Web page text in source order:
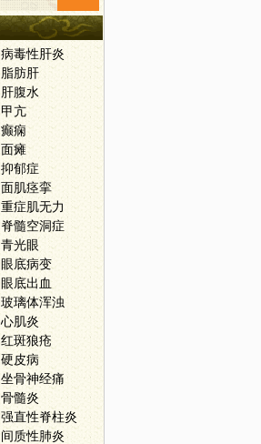
病毒性肝炎
脂肪肝
肝腹水
甲亢
癫痫
面瘫
抑郁症
面肌痉挛
重症肌无力
脊髓空洞症
青光眼
眼底病变
眼底出血
玻璃体浑浊
心肌炎
红斑狼疮
硬皮病
坐骨神经痛
骨髓炎
强直性脊柱炎
间质性肺炎